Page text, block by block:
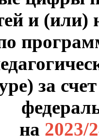
и
за
на 2023/